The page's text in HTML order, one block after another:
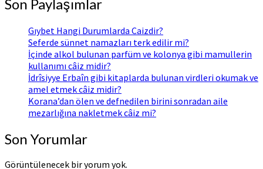
Son Paylaşımlar
Gıybet Hangi Durumlarda Caizdir?
Seferde sünnet namazları terk edilir mi?
İçinde alkol bulunan parfüm ve kolonya gibi mamullerin
kullanımı câiz midir?
İdrîsiyye Erbaîn gibi kitaplarda bulunan virdleri okumak ve
amel etmek câiz midir?
Korana’dan ölen ve defnedilen birini sonradan aile
mezarlığına nakletmek câiz mi?
Son Yorumlar
Görüntülenecek bir yorum yok.